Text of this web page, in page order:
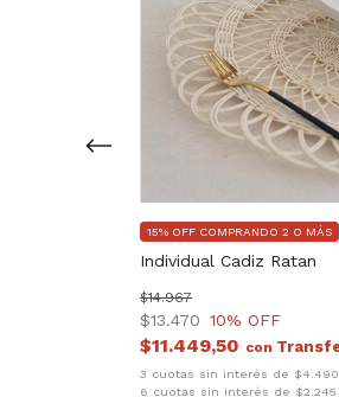
Individual Cadiz Ratan
$13.470
$14.967
10% OFF
15% OFF COMPRANDO 2 O MÁS
$11.449,50 con
3 cuotas sin interés de $4.490
6 cuotas sin interés de $2.245